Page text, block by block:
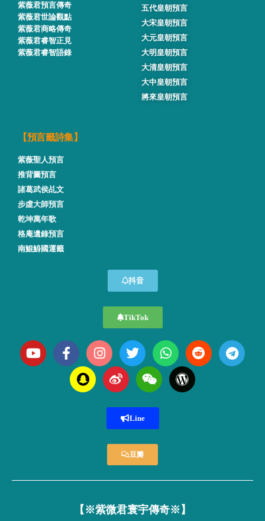
紫薇君預言傳奇
紫薇君世論觀點
紫薇君商略傳奇
紫薇君睿智正見
紫薇君睿智語錄
五代皇朝預言
大宋皇朝預言
大元皇朝預言
大明皇朝預言
大清皇朝預言
大中皇朝預言
將來皇朝預言
【預言籤詩集】
紫薇聖人預言
推背圖預言
諸葛武侯乩文
步虛大師預言
乾坤萬年歌
格庵遺錄預言
南鯤鯓國運籤
抖音
TikTok
Line
豆瓣
【※紫微君寰宇傳奇※】